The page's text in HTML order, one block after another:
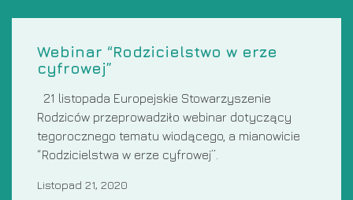
Webinar “Rodzicielstwo w erze
cyfrowej”
21 listopada Europejskie Stowarzyszenie
Rodziców przeprowadziło webinar dotyczący
tegorocznego tematu wiodącego, a mianowicie
“Rodzicielstwa w erze cyfrowej”.
Listopad 21, 2020